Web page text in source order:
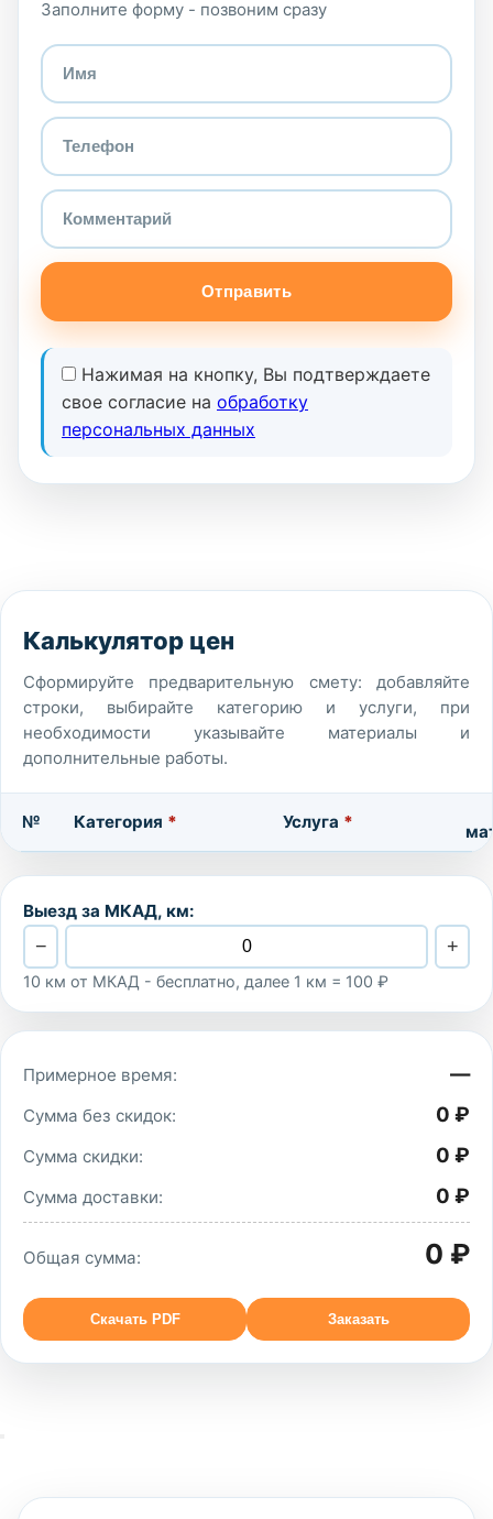
Заполните форму - позвоним сразу
Отправить
Нажимая на кнопку, Вы подтверждаете
свое согласие на обработку
персональных данных
Калькулятор цен
Сформируйте предварительную смету: добавляйте
строки, выбирайте категорию и услуги, при
необходимости указывайте материалы и
дополнительные работы.
№ Категория * Услуга *
Выезд за МКАД, км:
− +
10 км от МКАД - бесплатно, далее 1 км = 100 ₽
Примерное время: —
Сумма без скидок: 0 ₽
Сумма скидки: 0 ₽
Сумма доставки: 0 ₽
Общая сумма: 0 ₽
Скачать PDF Заказать